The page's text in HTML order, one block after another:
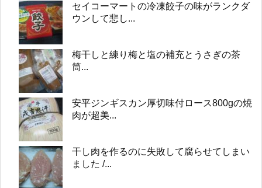
セイコーマートの冷凍餃子の味がランクダ
ウンして悲し...
梅干しと練り梅と塩の補充とうさぎの茶
筒...
安平ジンギスカン厚切味付ロース800gの焼
肉が超美...
干し肉を作るのに失敗して腐らせてしまい
ました /...